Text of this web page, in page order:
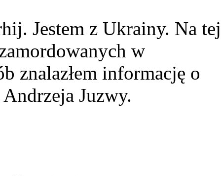
Jestem z Ukrainy. Na tej
w
znalazłem informację o
Juzwy.